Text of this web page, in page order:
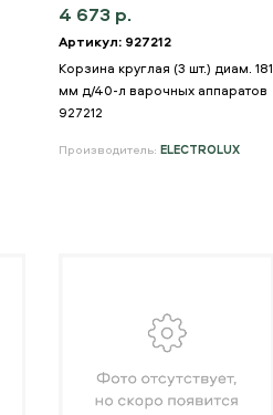
4 673 р.
Артикул: 927212
Корзина круглая (3 шт.) диам. 181
мм д/40-л варочных аппаратов
927212
Производитель: ELECTROLUX